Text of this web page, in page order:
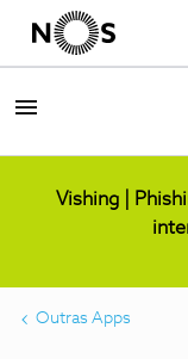
Vishing |
Outras Apps